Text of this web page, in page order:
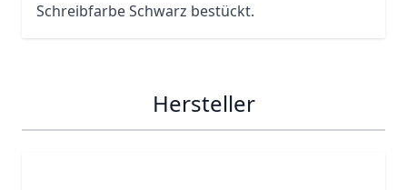
Schreibfarbe Schwarz bestückt.
Hersteller